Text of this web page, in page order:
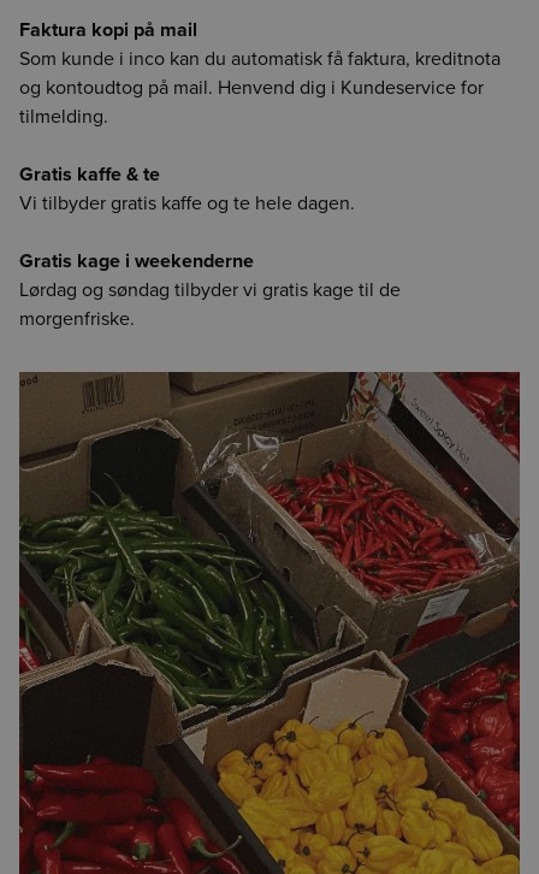
Faktura kopi på mail
Som kunde i inco kan du automatisk få faktura, kreditnota
og kontoudtog på mail. Henvend dig i Kundeservice for
tilmelding.
Gratis kaffe & te
Vi tilbyder gratis kaffe og te hele dagen.
Gratis kage i weekenderne
Lørdag og søndag tilbyder vi gratis kage til de
morgenfriske.